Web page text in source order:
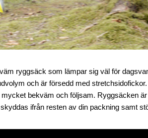
ryggsäck som lämpar sig väl för
och är försedd med
bekväm och följsam. Ryggsäcken
ifrån resten av din packning samt